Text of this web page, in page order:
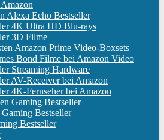
Alexa Echo Bestseller
4K Ultra HD Blu-rays
3D Filme
Amazon Prime Video-Boxsets
Bond Filme bei Amazon Video
Streaming Hardware
AV-Receiver bei Amazon
4K-Fernseher bei Amazon
Gaming Bestseller
Bestseller
Bestseller